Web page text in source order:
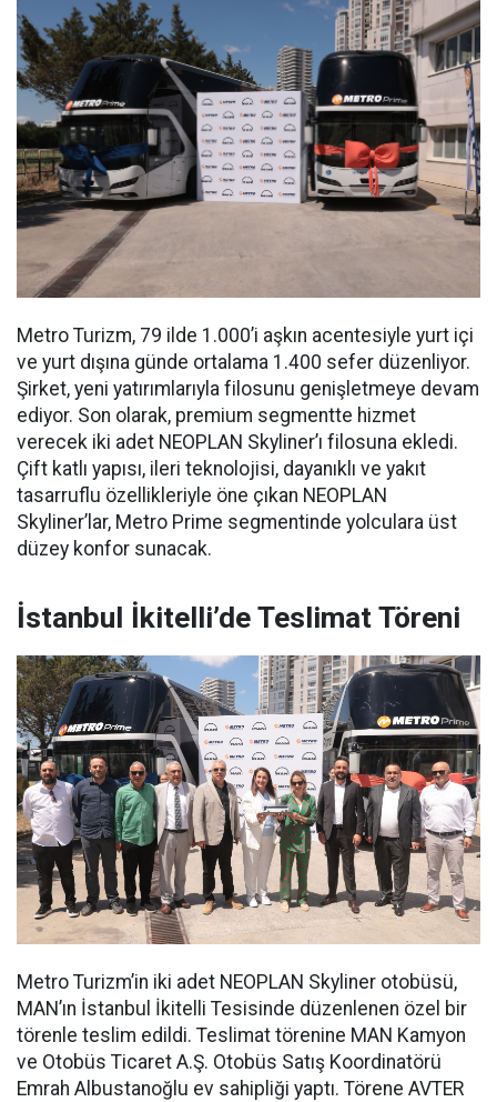
Metro Turizm, 79 ilde 1.000’i aşkın acentesiyle yurt içi
ve yurt dışına günde ortalama 1.400 sefer düzenliyor.
Şirket, yeni yatırımlarıyla filosunu genişletmeye devam
ediyor. Son olarak, premium segmentte hizmet
verecek iki adet NEOPLAN Skyliner’ı filosuna ekledi.
Çift katlı yapısı, ileri teknolojisi, dayanıklı ve yakıt
tasarruflu özellikleriyle öne çıkan NEOPLAN
Skyliner’lar, Metro Prime segmentinde yolculara üst
düzey konfor sunacak.
İstanbul İkitelli’de Teslimat Töreni
Metro Turizm’in iki adet NEOPLAN Skyliner otobüsü,
MAN’ın İstanbul İkitelli Tesisinde düzenlenen özel bir
törenle teslim edildi. Teslimat törenine MAN Kamyon
ve Otobüs Ticaret A.Ş. Otobüs Satış Koordinatörü
Emrah Albustanoğlu ev sahipliği yaptı. Törene AVTER